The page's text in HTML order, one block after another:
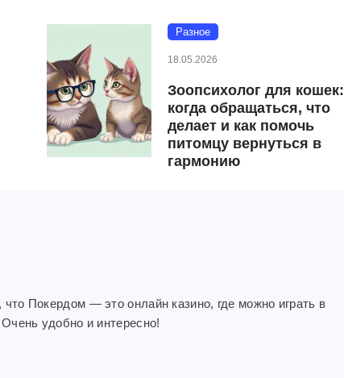
Разное
18.05.2026
Зоопсихолог для кошек:
когда обращаться, что
делает и как помочь
питомцу вернуться в
гармонию
Покердом — это онлайн казино, где можно играть в
удобно и интересно!